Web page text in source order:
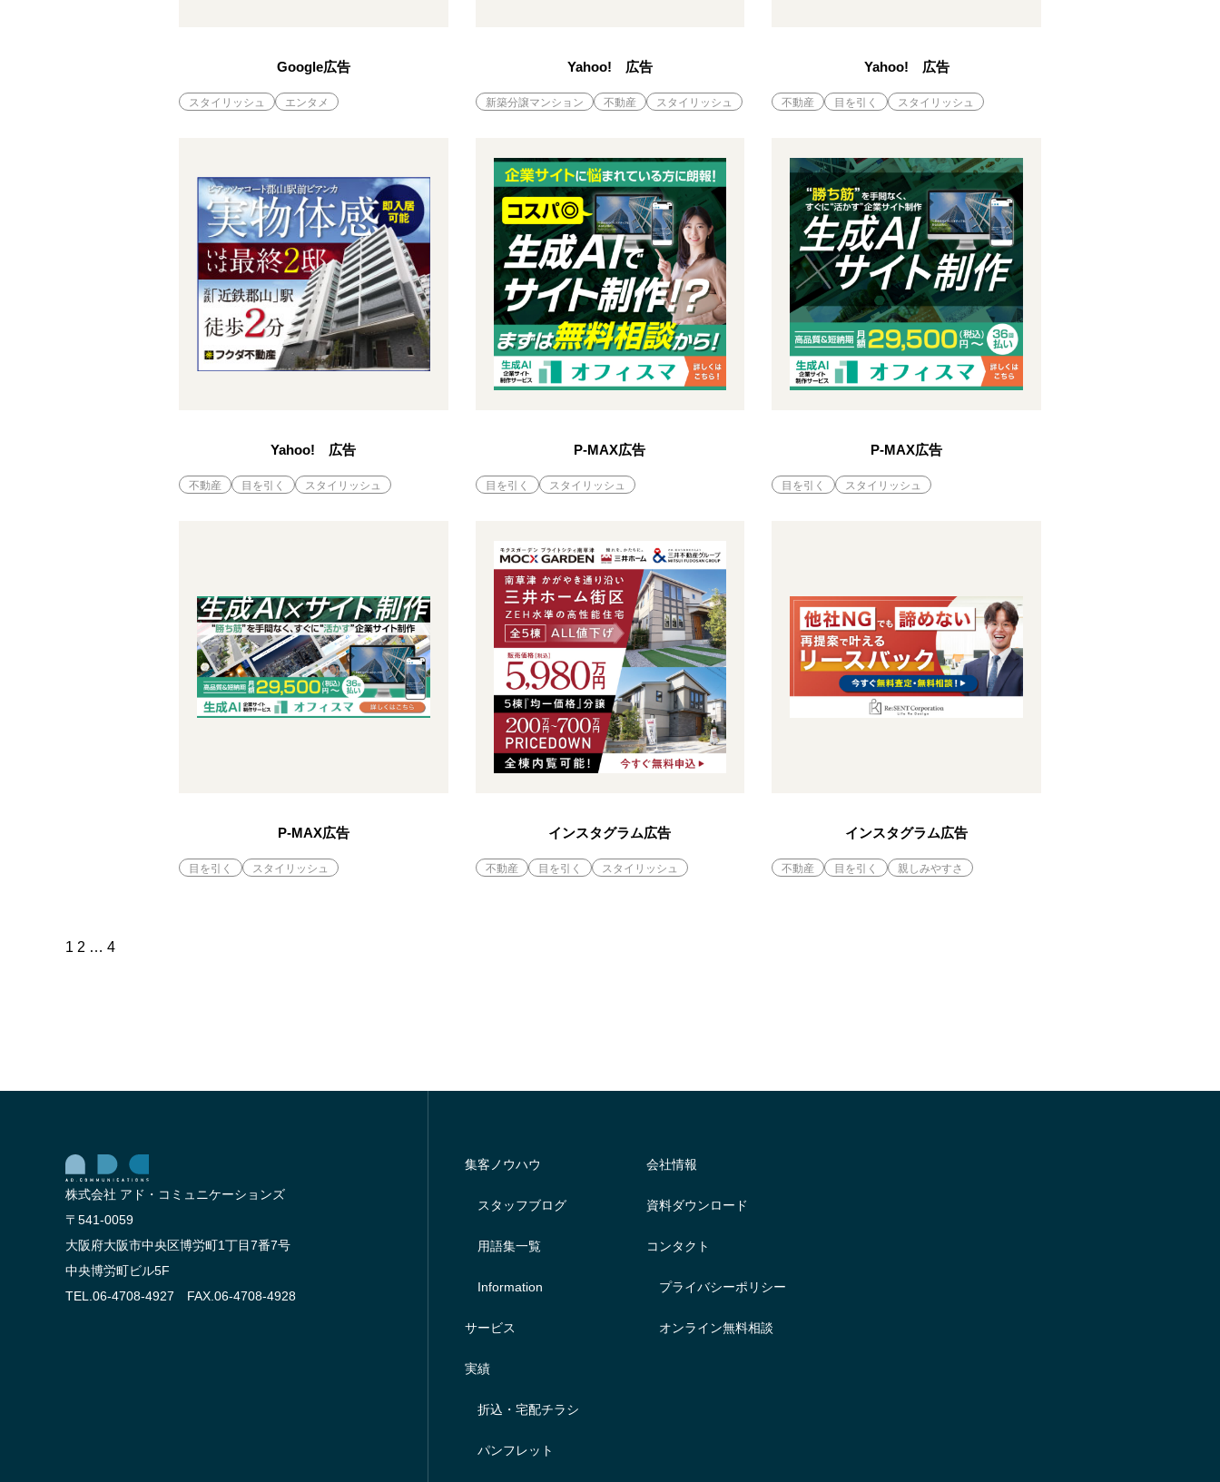
Google広告
スタイリッシュ エンタメ
Yahoo! 広告
新築分譲マンション 不動産 スタイリッシュ
Yahoo! 広告
不動産 目を引く スタイリッシュ
Yahoo! 広告
不動産 目を引く スタイリッシュ
P-MAX広告
目を引く スタイリッシュ
P-MAX広告
目を引く スタイリッシュ
P-MAX広告
目を引く スタイリッシュ
インスタグラム広告
不動産 目を引く スタイリッシュ
インスタグラム広告
不動産 目を引く 親しみやすさ
1 2 … 4
株式会社 アド・コミュニケーションズ
〒541-0059
大阪府大阪市中央区博労町1丁目7番7号
中央博労町ビル5F
TEL.06-4708-4927 FAX.06-4708-4928
集客ノウハウ
スタッフブログ
用語集一覧
Information
サービス
実績
折込・宅配チラシ
パンフレット
会社情報
資料ダウンロード
コンタクト
プライバシーポリシー
オンライン無料相談